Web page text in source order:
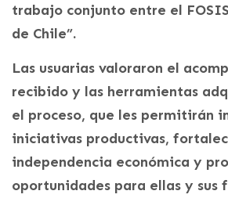
trabajo conjunto entre el
de Chile”.
Las usuarias valoraron el
recibido y las herramientas
el proceso, que les permitirán
iniciativas productivas,
independencia económica y
oportunidades para ellas y sus